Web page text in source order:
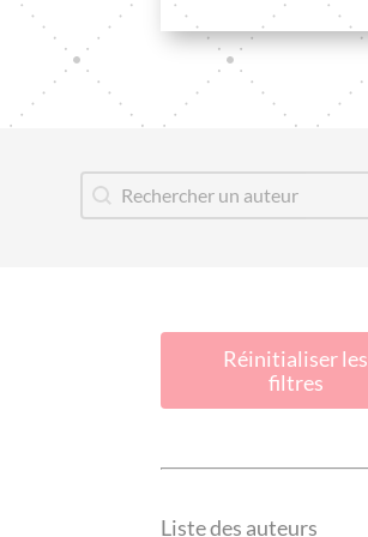
Auteur
Rechercher
Réinitialiser les
filtres
Liste des auteurs